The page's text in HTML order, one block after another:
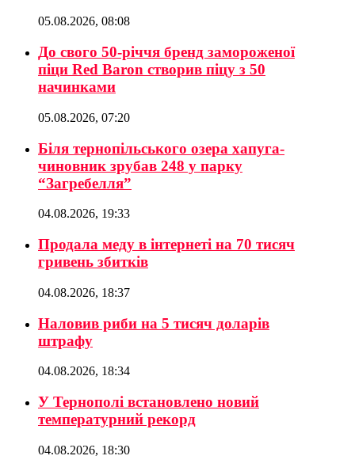
05.08.2026, 08:08
До свого 50-річчя бренд замороженої
піци Red Baron створив піцу з 50
начинками
05.08.2026, 07:20
Біля тернопільського озера хапуга-
чиновник зрубав 248 у парку
“Загребелля”
04.08.2026, 19:33
Продала меду в інтернеті на 70 тисяч
гривень збитків
04.08.2026, 18:37
Наловив риби на 5 тисяч доларів
штрафу
04.08.2026, 18:34
У Тернополі встановлено новий
температурний рекорд
04.08.2026, 18:30